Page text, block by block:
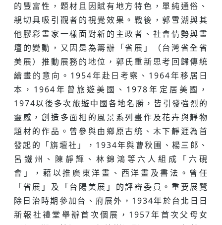
的豐富性，題材且因賦有地方特色，單純通俗、
親切具吸引觀者的視覺效果。戰後，郭雪湖與其
他膠彩畫家一樣面對新的主政者、社會情勢與畫
壇的變動，又因是為籌辦「省展」（台灣省全省
美展）推動展務的地位，郭氏重新思考回歸傳統
繪畫的意向。1954年赴日考察、1964年移居日
本，1964年曾旅遊美國、1978年定居美國，
1974以後多次旅遊中國各地名勝，皆引發強烈的
靈感，創造多面相的風景系列畫作及花卉與靜物
題材的作品。曾參與由鄉原古統、木下靜涯為首
發起的「旃壇社」，1934年與曹秋圃、楊三郎、
呂鐵州、陳靜輝、林錦鴻等六人組成「六硯
會」，藉以推廣東洋畫、西洋畫及書法。曾任
「省展」及「台陽美展」的評審委員。重要展覽
除日治時期參加台、府展外，1934年於台北日日
新報社禮堂舉辦首次個展，1957年首次父母女